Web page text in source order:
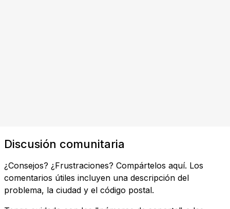
Discusión comunitaria
¿Consejos? ¿Frustraciones? Compártelos aquí. Los
comentarios útiles incluyen una descripción del
problema, la ciudad y el código postal.